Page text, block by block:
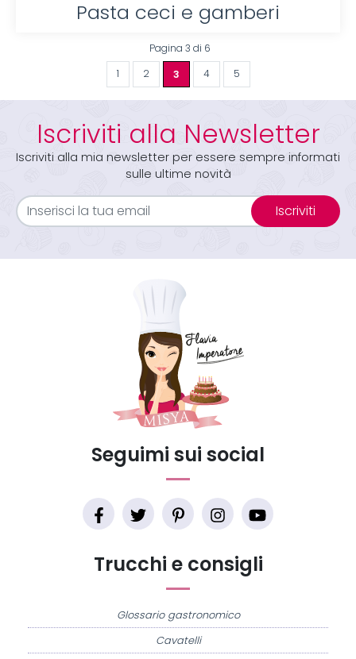
Pasta ceci e gamberi
Pagina 3 di 6
1 2 3 4 5
Iscriviti alla Newsletter
Iscriviti alla mia newsletter per essere sempre informati
sulle ultime novità
Iscriviti
Trucchi e consigli
Glossario gastronomico
Cavatelli
Seguimi sui social